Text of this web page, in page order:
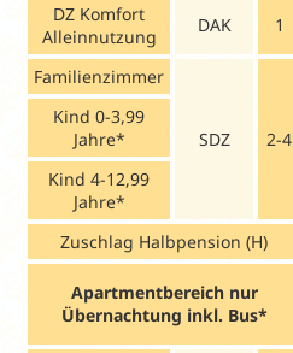
DZ Komfort
Alleinnutzung
DAK 1
Familienzimmer
SDZ 2-4
Kind 0-3,99
Jahre*
Kind 4-12,99
Jahre*
Zuschlag Halbpension (H)
Apartmentbereich nur
Übernachtung inkl. Bus*